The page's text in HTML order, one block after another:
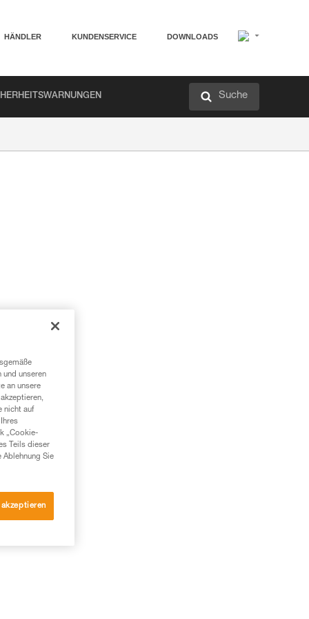
HÄNDLER KUNDENSERVICE DOWNLOADS
Suche
und unseren
an unsere
nicht auf
„Cookie-
Teils dieser
Ablehnung Sie